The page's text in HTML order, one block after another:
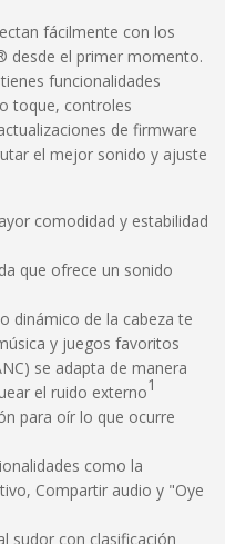
fácilmente con los
desde el primer momento.
funcionalidades
toque, controles
de firmware
el mejor sonido y ajuste
comodidad y estabilidad
que ofrece un sonido
dinámico de la cabeza te
y juegos favoritos
se adapta de manera
el ruido externo1
para oír lo que ocurre
como la
Compartir audio y "Oye
sudor con clasificación